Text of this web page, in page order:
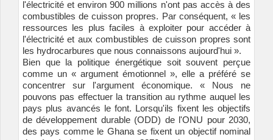
l'électricité et environ 900 millions n'ont pas accès à des
combustibles de cuisson propres. Par conséquent, « les
ressources les plus faciles à exploiter pour accéder à
l'électricité et aux combustibles de cuisson propres sont
les hydrocarbures que nous connaissons aujourd'hui ».
Bien que la politique énergétique soit souvent perçue
comme un « argument émotionnel », elle a préféré se
concentrer sur l'argument économique. « Nous ne
pouvons pas effectuer la transition au rythme auquel les
pays plus avancés le font. Lorsqu'ils fixent les objectifs
de développement durable (ODD) de l'ONU pour 2030,
des pays comme le Ghana se fixent un objectif nominal